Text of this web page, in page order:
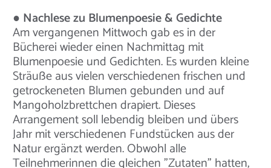
● Nachlese zu Blumenpoesie & Gedichte
Am vergangenen Mittwoch gab es in der
Bücherei wieder einen Nachmittag mit
Blumenpoesie und Gedichten. Es wurden kleine
Sträuße aus vielen verschiedenen frischen und
getrockeneten Blumen gebunden und auf
Mangoholzbrettchen drapiert. Dieses
Arrangement soll lebendig bleiben und übers
Jahr mit verschiedenen Fundstücken aus der
Natur ergänzt werden. Obwohl alle
Teilnehmerinnen die gleichen "Zutaten" hatten,